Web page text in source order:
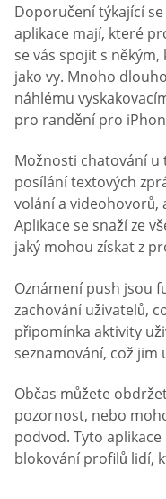
Doporučení týkající
aplikace mají, které
se vás spojit s
jako vy. Mnoho
náhlému
pro randění pro
Možnosti chatování u
posílání textových
volání a videohovorů,
Aplikace se snaží ze
jaký mohou získat z
Oznámení push jsou
zachování uživatelů,
připomínka aktivity
seznamování, což jim
Občas můžete
pozornost, nebo
podvod. Tyto
blokování profilů lidí,